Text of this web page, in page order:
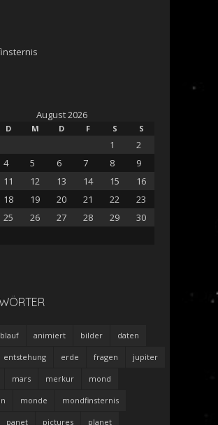
August 2026
D M D F S S
1
2
4 5 6 7 8
9
11 12 13 14 15
16
18 19 20 21 22
23
25 26 27 28 29
30
animiert bilder daten
entstehung erde fragen jupiter
mars merkur mond
monde mondfinsternis
panet pictures planet